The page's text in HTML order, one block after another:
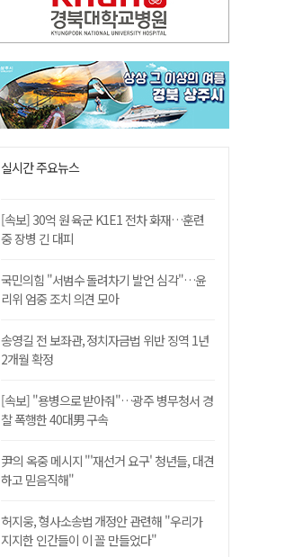
실시간 주요뉴스
[속보] 30억 원 육군 K1E1 전차 화재…훈련
중 장병 긴 대피
국민의힘 "서범수 돌려차기 발언 심각"…윤
리위 엄중 조치 의견 모아
송영길 전 보좌관, 정치자금법 위반 징역 1년
2개월 확정
[속보] "용병으로 받아줘"…광주 병무청서 경
찰 폭행한 40대男 구속
尹의 옥중 메시지 "'재선거 요구' 청년들, 대견
하고 믿음직해"
허지웅, 형사소송법 개정안 관련해 "우리가
지지한 인간들이 이 꼴 만들었다"